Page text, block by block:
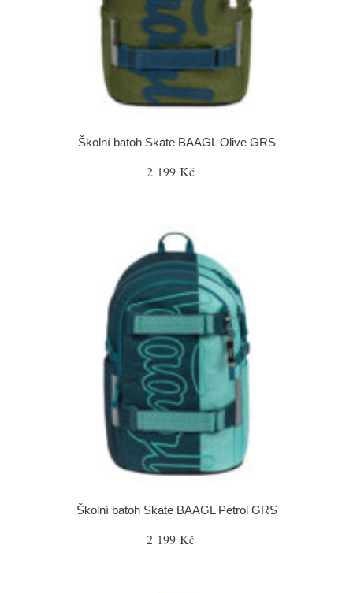
Školní batoh Skate BAAGL Olive GRS
2 199 Kč
Školní batoh Skate BAAGL Petrol GRS
2 199 Kč